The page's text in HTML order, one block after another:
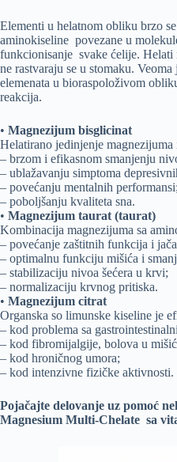
Elementi u helatnom obliku brzo
aminokiseline povezane u
funkcionisanje svake ćelije. Helati
ne rastvaraju se u stomaku.
elemenata u bioraspoloživom
reakcija.
• Magnezijum bisglicinat
Helatirano jedinjenje
– brzom i efikasnom smanjenju
– ublažavanju simptoma
– povećanju mentalnih performansi;
– poboljšanju kvaliteta sna.
• Magnezijum taurat (taurat)
Kombinacija magnezijuma sa
– povećanje zaštitnih funkcija i
– optimalnu funkciju mišića i
– stabilizaciju nivoa šećera u krvi;
– normalizaciju krvnog pritiska.
• Magnezijum citrat
Organska so limunske kiseline je
– kod problema sa
– kod fibromijalgije, bolova u
– kod hroničnog umora;
– kod intenzivne fizičke aktivnosti.
Pojačajte delovanje uz pomoć
Magnesium Multi-Chelate sa